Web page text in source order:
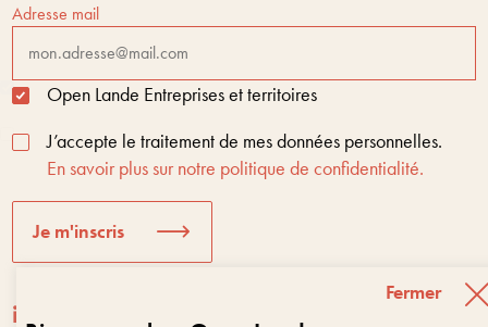
Adresse mail
Open Lande Entreprises et territoires
J’accepte le traitement de mes données personnelles.
En savoir plus sur notre politique de confidentialité.
Je m'inscris
Fermer